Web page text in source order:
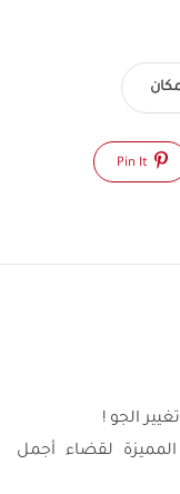
الجو !
المميزة لقضاء أجمل